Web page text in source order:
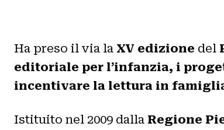
Ha preso il via la XV edizione del
editoriale per l’infanzia, i
incentivare la lettura in
Istituito nel 2009 dalla Regione